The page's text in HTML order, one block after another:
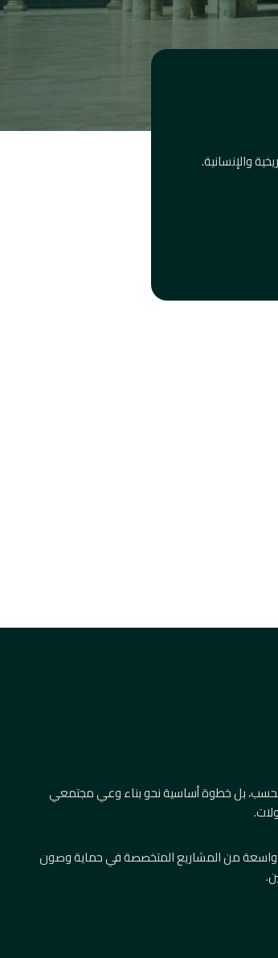
والإنسانية.
بل خطوة أساسية نحو بناء وعي مجتمعي
واسعة من المشاريع المتخصصة في حماية وصون